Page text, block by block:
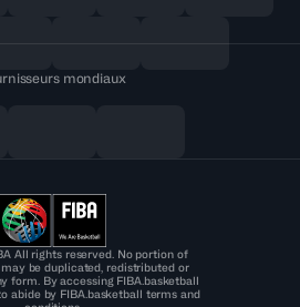
mondiaux
All rights reserved. No portion of
may be duplicated, redistributed or
form. By accessing FIBA.basketball
abide by FIBA.basketball terms and